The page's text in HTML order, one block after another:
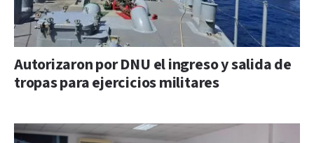
Autorizaron por DNU el ingreso y salida de
tropas para ejercicios militares